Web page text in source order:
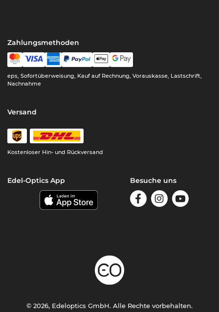
Zahlungsmethoden
eps, Sofortüberweisung, Kauf auf Rechnung, Vorauskasse, Lastschrift,
Nachnahme
Versand
Kostenloser Hin- und Rückversand
Edel-Optics App Besuche uns
© 2026, Edeloptics GmbH. Alle Rechte vorbehalten.